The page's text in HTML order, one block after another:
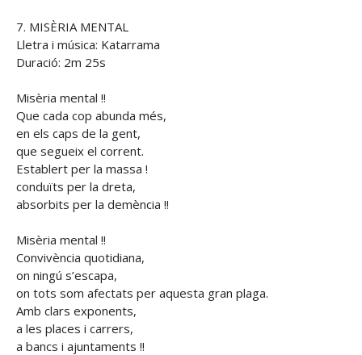
7. MISÈRIA MENTAL
Lletra i música: Katarrama
Duració: 2m 25s
Misèria mental !!
Que cada cop abunda més,
en els caps de la gent,
que segueix el corrent.
Establert per la massa !
conduïts per la dreta,
absorbits per la demència !!
Misèria mental !!
Convivència quotidiana,
on ningú s’escapa,
on tots som afectats per aquesta gran plaga.
Amb clars exponents,
a les places i carrers,
a bancs i ajuntaments !!